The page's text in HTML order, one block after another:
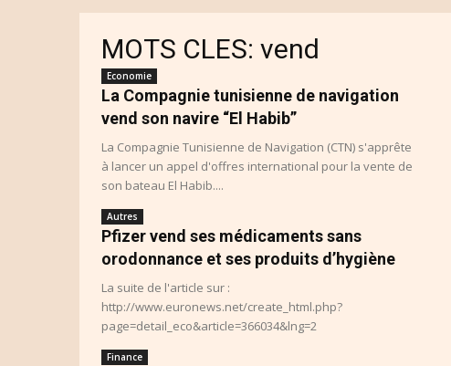
MOTS CLES: vend
Economie
La Compagnie tunisienne de navigation
vend son navire “El Habib”
La Compagnie Tunisienne de Navigation (CTN) s'apprête
à lancer un appel d'offres international pour la vente de
son bateau El Habib....
Autres
Pfizer vend ses médicaments sans
orodonnance et ses produits d’hygiène
La suite de l'article sur :
http://www.euronews.net/create_html.php?
page=detail_eco&article=366034&lng=2
Finance